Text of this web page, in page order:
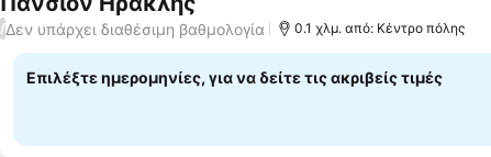
Εμφάνιση τιμών
/Δεν υπάρχει διαθέσιμη βαθμολογία 0.1 χλμ. από: Κέντρο πόλης
Επιλέξτε ημερομηνίες, για να δείτε τις ακριβείς τιμές